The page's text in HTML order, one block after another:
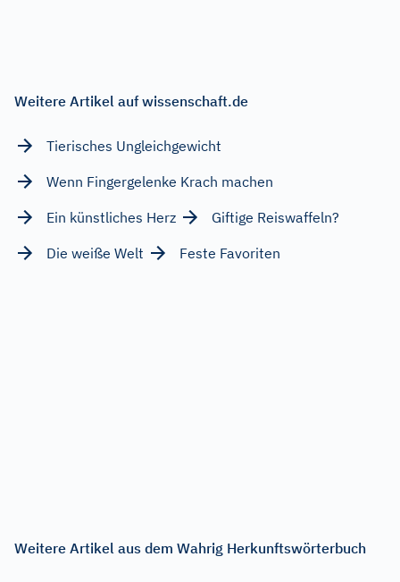
Weitere Artikel auf wissenschaft.de
Tierisches Ungleichgewicht
Wenn Fingergelenke Krach machen
Ein künstliches Herz
Giftige Reiswaffeln?
Die weiße Welt
Feste Favoriten
Weitere Artikel aus dem Wahrig Herkunftswörterbuch